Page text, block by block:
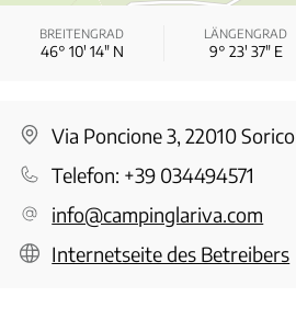
BREITENGRAD
46° 10′ 14″ N
LÄNGENGRAD
9° 23′ 37″ E
Via Poncione 3, 22010 Sorico
Telefon: +39 034494571
info@campinglariva.com
Internetseite des Betreibers